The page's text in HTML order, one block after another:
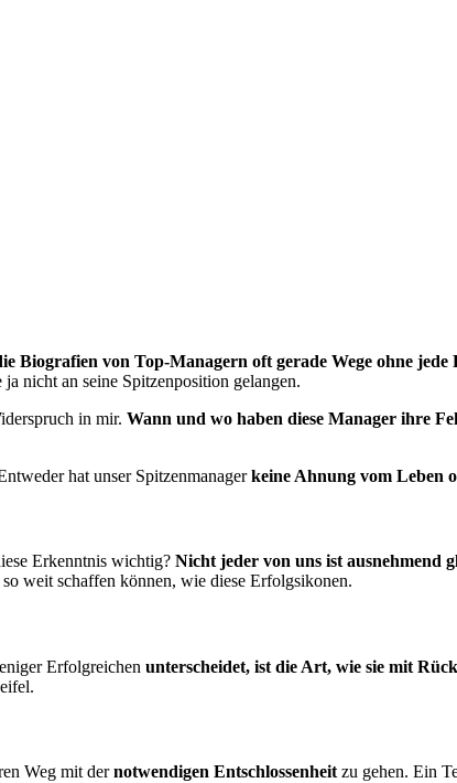
Biografien von Top-Managern oft gerade Wege ohne jede
nicht an seine Spitzenposition gelangen.
in mir. Wann und wo haben diese Manager ihre
hat unser Spit­zen­ma­na­gerkeine Ahnung vom Leben
Erkenntnis wichtig? Nicht jeder von uns ist ausnehmend
weit schaffen können, wie diese Erfolgsikonen.
Erfolgreichen unterscheidet, ist die Art, wie sie mit
Weg mit dernotwendigen Entschlossenheit zu gehen. Ein